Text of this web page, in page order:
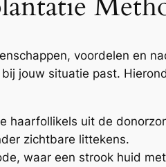
voordelen en
jouw situatie past.
haarfollikels uit de
zichtbare littekens.
waar een strook huid